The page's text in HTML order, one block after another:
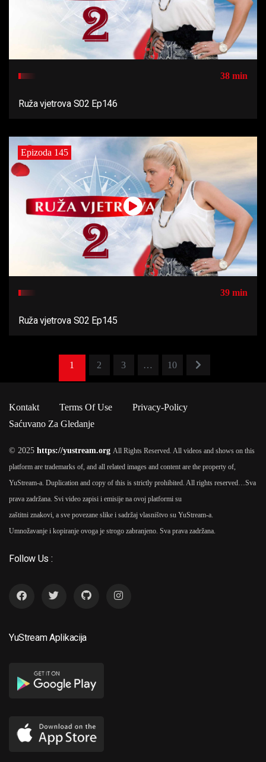
38 min
Ruža vjetrova S02 Ep146
Epizoda 145
39 min
Ruža vjetrova S02 Ep145
1 2 3 … 10
Kontakt Terms Of Use
Privacy-Policy
Saćuvano Za Gledanje
© 2025 https://yustream.org All Rights Reserved. All videos and shows on this
platform are trademarks of, and all related images and content are the property of,
YuStream-a. Duplication and copy of this is strictly prohibited. All rights reserved… Sva
prava zadržana. Svi video zapisi i emisije na ovoj platformi su
zaštitni znakovi, a sve povezane slike i sadržaj vlasništvo su YuStream-a.
Umnožavanje i kopiranje ovoga je strogo zabranjeno. Sva prava zadržana.
Follow Us :
YuStream Aplikacija